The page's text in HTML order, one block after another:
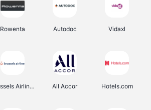
Rowenta Autodoc Vidaxl
Brussels Airlines All Accor Hotels.com